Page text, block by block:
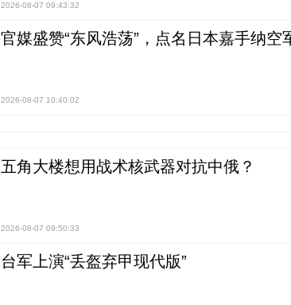
2026-08-07 09:43:32
官媒盛赞“东风浩荡”，点名日本嘉手纳空
2026-08-07 10:40:02
五角大楼想用战术核武器对抗中俄？
2026-08-07 09:50:33
台军上演“丢盔弃甲现代版”